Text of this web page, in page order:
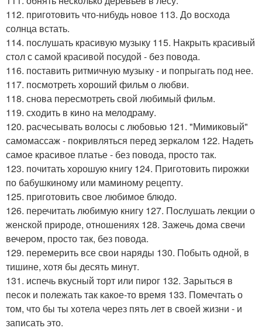
112. приготовить что-нибудь новое 113. До восхода
солнца встать.
114. послушать красивую музыку 115. Накрыть красивый
стол с самой красивой посудой - без повода.
116. поставить ритмичную музыку - и попрыгать под нее.
117. посмотреть хороший фильм о любви.
118. снова пересмотреть свой любимый фильм.
119. сходить в кино на мелодраму.
120. расчесывать волосы с любовью 121. "Мимиковый"
самомассаж - покривляться перед зеркалом 122. Надеть
самое красивое платье - без повода, просто так.
123. почитать хорошую книгу 124. Приготовить пирожки
по бабушкиному или маминому рецепту.
125. приготовить свое любимое блюдо.
126. перечитать любимую книгу 127. Послушать лекции о
женской природе, отношениях 128. Зажечь дома свечи
вечером, просто так, без повода.
129. перемерить все свои наряды 130. Побыть одной, в
тишине, хотя бы десять минут.
131. испечь вкусный торт или пирог 132. Зарыться в
песок и полежать так какое-то время 133. Помечтать о
том, что бы ты хотела через пять лет в своей жизни - и
записать это.